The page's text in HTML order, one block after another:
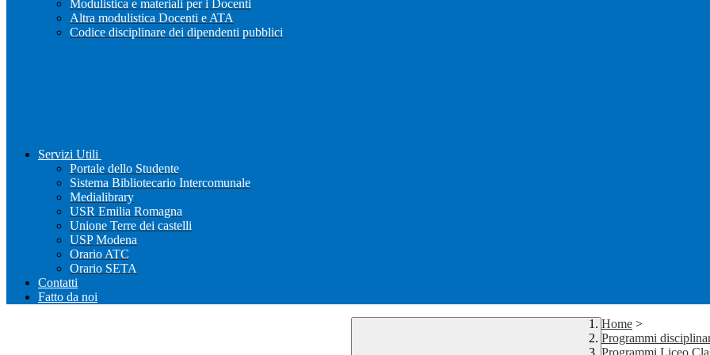
Modulistica e materiali per i Docenti
Altra modulistica Docenti e ATA
Codice disciplinare dei dipendenti pubblici
Servizi Utili
Portale dello Studente
Sistema Bibliotecario Intercomunale
Medialibrary
USR Emilia Romagna
Unione Terre dei castelli
USP Modena
Orario ATC
Orario SETA
Contatti
Fatto da noi
Home >
Programmi